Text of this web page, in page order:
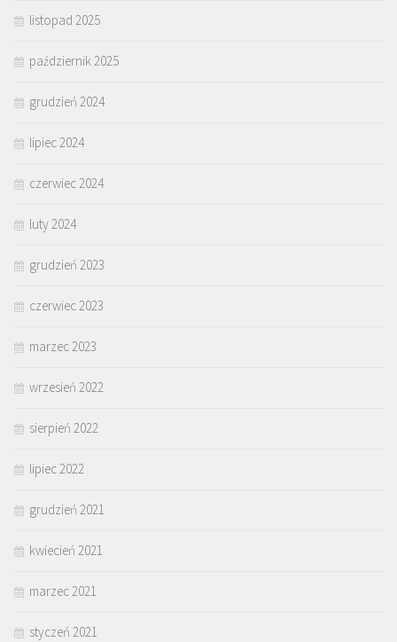
listopad 2025
październik 2025
grudzień 2024
lipiec 2024
czerwiec 2024
luty 2024
grudzień 2023
czerwiec 2023
marzec 2023
wrzesień 2022
sierpień 2022
lipiec 2022
grudzień 2021
kwiecień 2021
marzec 2021
styczeń 2021